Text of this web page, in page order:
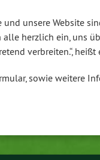
und unsere Website
alle herzlich ein, uns
verbreiten.“,
sowie weitere